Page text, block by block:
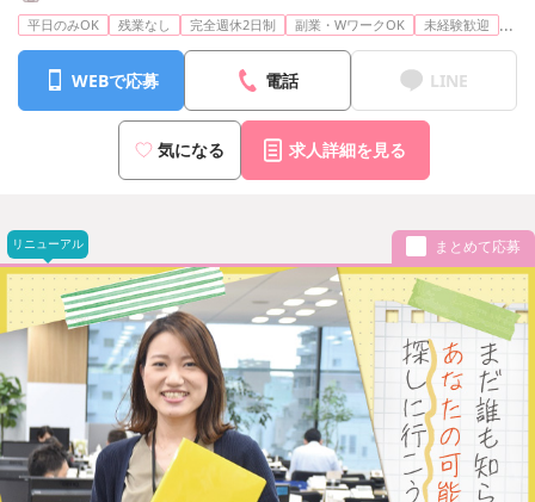
平日のみOK 残業なし 完全週休2日制 副業・WワークOK 未経験歓迎 ...
WEBで応募 電話 LINE
気になる 求人詳細を見る
リニューアル まとめて応募